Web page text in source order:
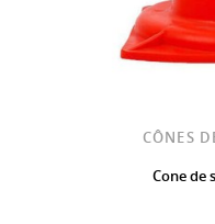
CÔNES
Cone de